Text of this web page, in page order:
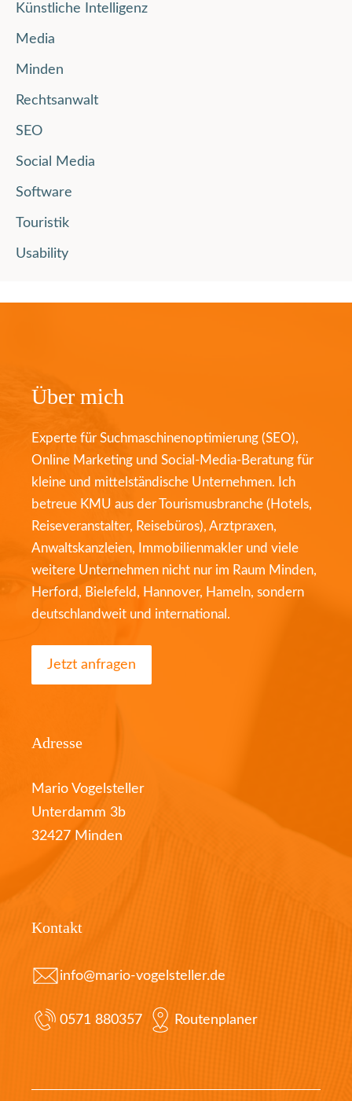
Künstliche Intelligenz
Media
Minden
Rechtsanwalt
SEO
Social Media
Software
Touristik
Usability
Über mich
Experte für Suchmaschinenoptimierung (SEO),
Online Marketing und Social-Media-Beratung für
kleine und mittelständische Unternehmen. Ich
betreue KMU aus der Tourismusbranche (Hotels,
Reiseveranstalter, Reisebüros), Arztpraxen,
Anwaltskanzleien, Immobilienmakler und viele
weitere Unternehmen nicht nur im Raum Minden,
Herford, Bielefeld, Hannover, Hameln, sondern
deutschlandweit und international.
Jetzt anfragen
Adresse
Mario Vogelsteller
Unterdamm 3b
32427 Minden
Kontakt
info@mario-vogelsteller.de
0571 880357 Routenplaner